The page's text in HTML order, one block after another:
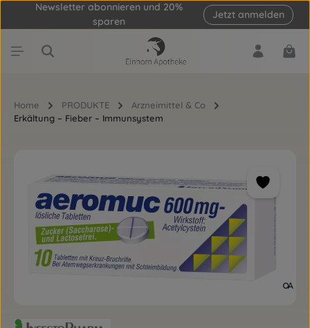
Zum Hauptinhalt springen
Newsletter abonnieren und 20%
sparen
Jetzt anmelden
Home PRODUKTE
Arzneimittel & Co
Erkältung – Fieber – Immunsystem